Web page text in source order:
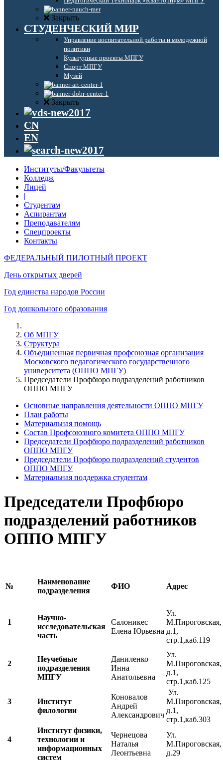
Закрыть
СТУДЕНЧЕСКИЙ МИР
Управление воспитательной работы и молодежной
политики
Культурные проекты МПГУ
Спорт МПГУ
Музей
Закрыть
CN
EN
Институты/Факультеты
Колледж
Лицей
|
Студентам
Аспирантам
Преподавателям
Спецпроекты
Контакты
ФЕДЕРАЛЬНЫЙ ПИЛОТНЫЙ ПРОЕКТ
День открытых дверей
Год единства народов России
Год дошкольного образования
Об МПГУ
Структура
Объединенная первичная профсоюзная организация
Московского педагогического государственного
университета (ОППО МПГУ)
Председатели Профбюро подразделений работников
ОППО МПГУ
Основные направления деятельности ОППО МПГУ
План работы
Материальная помощь
Состав Профсоюзного комитета ОППО МПГУ
Председатели Профбюро подразделений работников
ОППО МПГУ
Председатели Профбюро подразделений студентов
ОППО МПГУ
Материальная поддержка студентам
Председатели Профбюро
подразделений работников
ОППО МПГУ
№
Наименование
подразделения
ФИО Адрес
1
Научно-
исследовательская
часть
Салоникес
Елена Юрьевна
Ул.
М.Пироговская,
д.1,
стр.1,каб.119
2
Неучебные
подразделения
МПГУ
Даниленко
Инна
Анатольевна
Ул.
М.Пироговская,
д.1,
стр.1,каб.125
3 Институт
филологии
Коновалов
Андрей
Александрович
Ул.
М.Пироговская,
д.1,
стр.1,каб.303
4
Институт физики,
технологии и
информационных
систем
Чернецова
Наталья
Леонтьевна
Ул.
М.Пироговская,
д.29